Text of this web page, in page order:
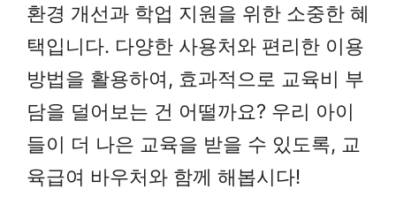
환경 개선과 학업 지원을 위한 소중한 혜
택입니다. 다양한 사용처와 편리한 이용
방법을 활용하여, 효과적으로 교육비 부
담을 덜어보는 건 어떨까요? 우리 아이
들이 더 나은 교육을 받을 수 있도록, 교
육급여 바우처와 함께 해봅시다!